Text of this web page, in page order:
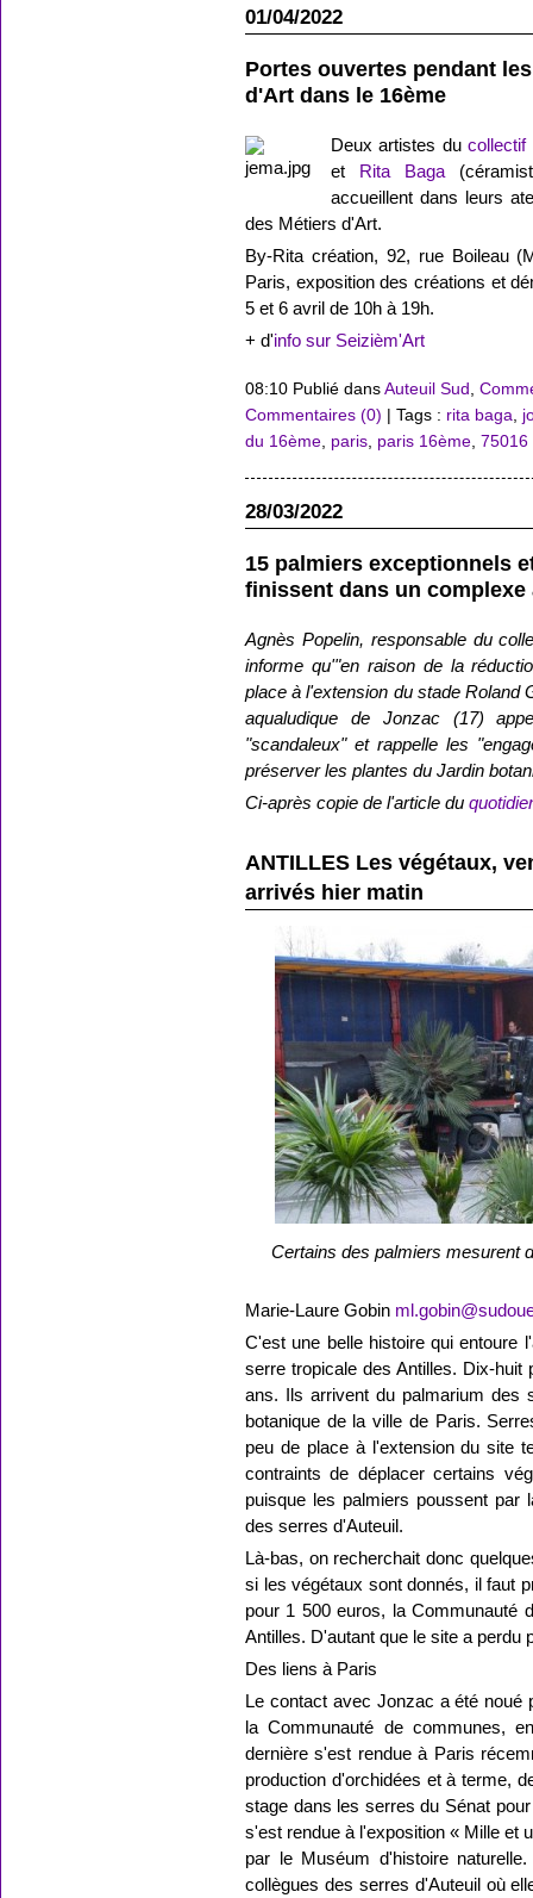
01/04/2022
Portes ouvertes pendant
d'Art dans le 16ème
Deux artistes ducollectif
et Rita Baga
accueillent dans leurs
des Métiers d'Art.
By-Rita création, 92, rue Boileau
Paris, exposition des créations et
5 et 6 avril de 10h à 19h.
+ d'info sur Seizièm'Art
08:10 Publié dansAuteuil Sud,
Commentaires (0) | Tags : rita baga,
du 16ème, paris, paris 16ème, 75016
28/03/2022
15 palmiers exceptionnels
finissent dans un complexe
Agnès Popelin, responsable du
informe qu'"en raison de la
place à l'extension du stade Roland
aqualudique de Jonzac (17)
"scandaleux" et rappelle les
préserver les plantes du Jardin
Ci-après copie de l'article du
ANTILLES Les végétaux,
arrivés hier matin
Certains des palmiers mesurent
Marie-Laure Gobin
C'est une belle histoire qui entoure
serre tropicale des Antilles. Dix-
ans. Ils arrivent du palmarium des
botanique de la ville de Paris.
peu de place à l'extension du site
contraints de déplacer certains
puisque les palmiers poussent par
des serres d'Auteuil.
Là-bas, on recherchait donc
si les végétaux sont donnés, il faut
pour 1 500 euros, la Communauté
Antilles. D'autant que le site a perdu
Des liens à Paris
Le contact avec Jonzac a été noué
la Communauté de communes,
dernière s'est rendue à Paris
production d'orchidées et à terme,
stage dans les serres du Sénat
s'est rendue à l'exposition « Mille et
par le Muséum d'histoire
collègues des serres d'Auteuil où